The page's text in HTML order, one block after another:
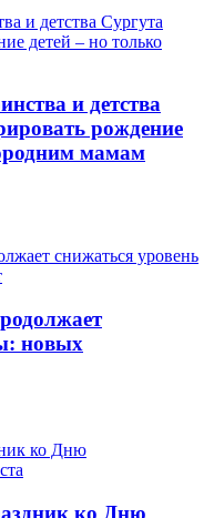
и детства
рождение
мамам
новых
ко Дню